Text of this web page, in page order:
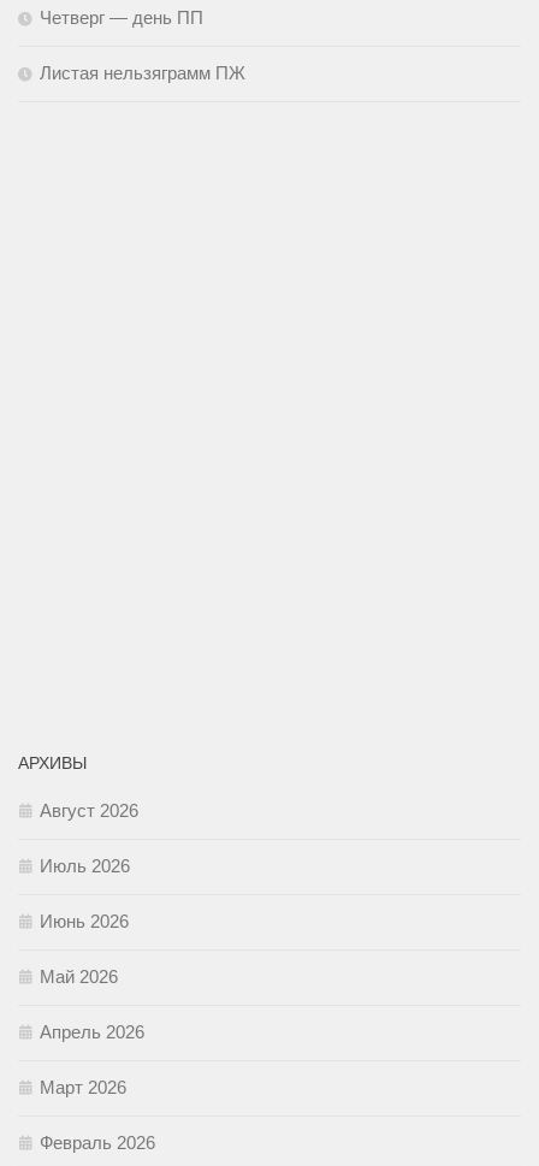
Четверг — день ПП
Листая нельзяграмм ПЖ
АРХИВЫ
Август 2026
Июль 2026
Июнь 2026
Май 2026
Апрель 2026
Март 2026
Февраль 2026